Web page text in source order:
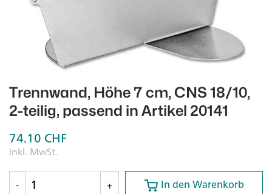
Trennwand, Höhe 7 cm, CNS 18/10,
2-teilig, passend in Artikel 20141
74.10 CHF
inkl. MwSt.
-
+ In den Warenkorb
In den Warenkorb